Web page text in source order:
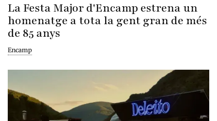
La Festa Major d'Encamp estrena un
homenatge a tota la gent gran de més
de 85 anys
Encamp